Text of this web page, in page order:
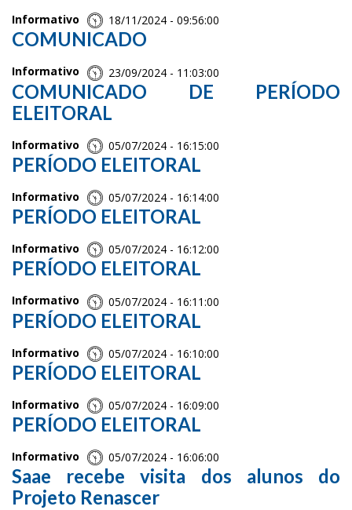
Informativo 18/11/2024 - 09:56:00
COMUNICADO
Informativo 23/09/2024 - 11:03:00
COMUNICADO DE PERÍODO
ELEITORAL
Informativo 05/07/2024 - 16:15:00
PERÍODO ELEITORAL
Informativo 05/07/2024 - 16:14:00
PERÍODO ELEITORAL
Informativo 05/07/2024 - 16:12:00
PERÍODO ELEITORAL
Informativo 05/07/2024 - 16:11:00
PERÍODO ELEITORAL
Informativo 05/07/2024 - 16:10:00
PERÍODO ELEITORAL
Informativo 05/07/2024 - 16:09:00
PERÍODO ELEITORAL
Informativo 05/07/2024 - 16:06:00
Saae recebe visita dos alunos do
Projeto Renascer